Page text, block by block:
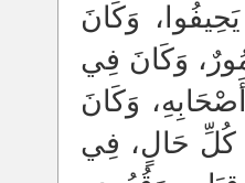
وَكَانَ
وَكَانَ فِي
وَكَانَ
كُلِّ حَالٍ، فِي